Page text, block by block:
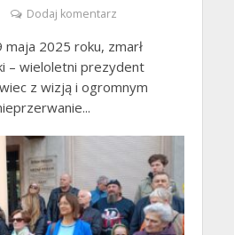
Dodaj komentarz
maja 2025 roku, zmarł
– wieloletni prezydent
z wizją i ogromnym